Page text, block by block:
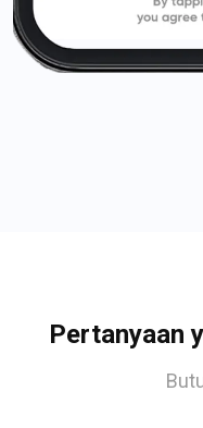
Pertanyaan